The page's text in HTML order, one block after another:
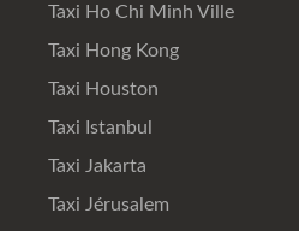
Taxi Ho Chi Minh Ville
Taxi Hong Kong
Taxi Houston
Taxi Istanbul
Taxi Jakarta
Taxi Jérusalem